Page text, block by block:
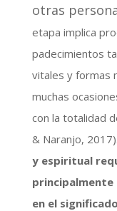
otras
etapa implica
padecimientos
vitales y formas
muchas
con la totalidad
& Naranjo, 2017).
y espiritual
principalmente
en el